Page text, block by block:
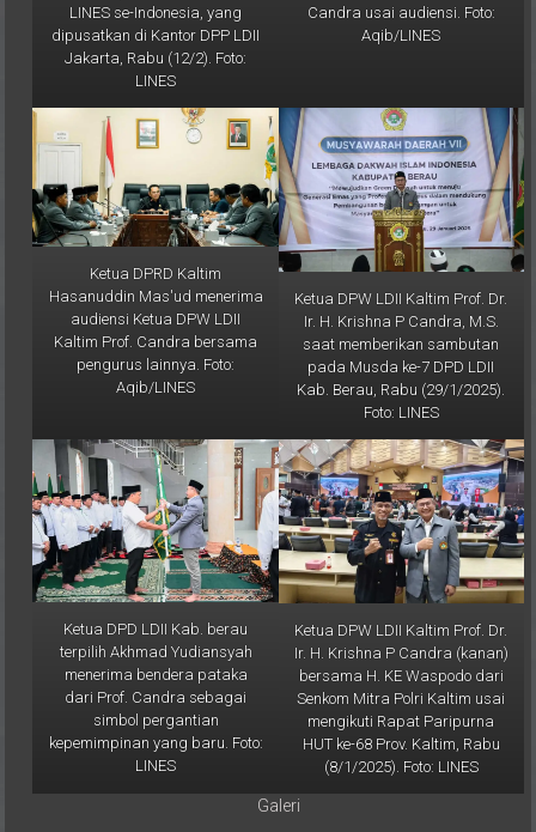
dipusatkan di Kantor DPP LDII
Jakarta, Rabu (12/2). Foto:
LINES
Aqib/LINES
Ketua DPRD Kaltim
Hasanuddin Mas'ud menerima
audiensi Ketua DPW LDII
Kaltim Prof. Candra bersama
pengurus lainnya. Foto:
Aqib/LINES
Ketua DPW LDII Kaltim Prof. Dr.
Ir. H. Krishna P Candra, M.S.
saat memberikan sambutan
pada Musda ke-7 DPD LDII
Kab. Berau, Rabu (29/1/2025).
Foto: LINES
Ketua DPD LDII Kab. berau
terpilih Akhmad Yudiansyah
menerima bendera pataka
dari Prof. Candra sebagai
simbol pergantian
kepemimpinan yang baru. Foto:
LINES
Ketua DPW LDII Kaltim Prof. Dr.
Ir. H. Krishna P Candra (kanan)
bersama H. KE Waspodo dari
Senkom Mitra Polri Kaltim usai
mengikuti Rapat Paripurna
HUT ke-68 Prov. Kaltim, Rabu
(8/1/2025). Foto: LINES